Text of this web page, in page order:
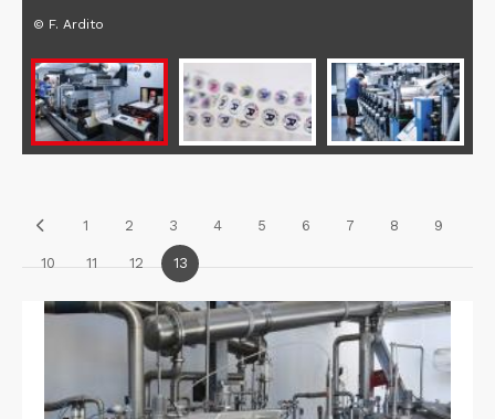
© F. Ardito
1 2 3 4 5 6 7 8 9
10 11 12 13